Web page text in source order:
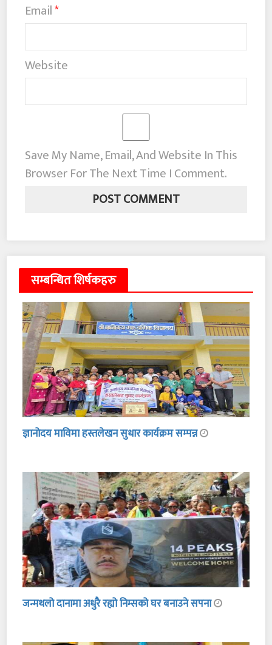
Email*
Website
Save My Name, Email, And Website In This
Browser For The Next Time I Comment.
सम्बन्धित शिर्षकहरु
ज्ञानोदय माविमा हस्तलेखन सुधार कार्यक्रम सम्पन्न
जन्मथलो दानामा अधुरै रह्यो निम्सको घर बनाउने सपना